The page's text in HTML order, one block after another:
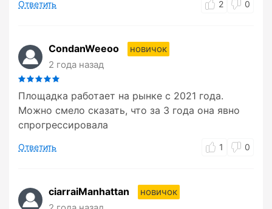
Ответить 2 0
CondanWeeoo
новичок
2 года назад
Площадка работает на рынке с 2021 года.
Можно смело сказать, что за 3 года она явно
спрогрессировала
Ответить 1 0
ciarraiManhattan
новичок